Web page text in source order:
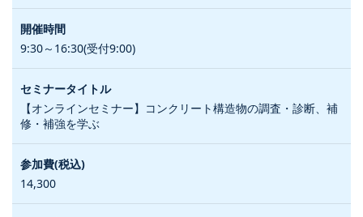
9:30～16:30(受付9:00)
【オンラインセミナー】コンクリート構造物の調査・診断、補
修・補強を学ぶ
14,300